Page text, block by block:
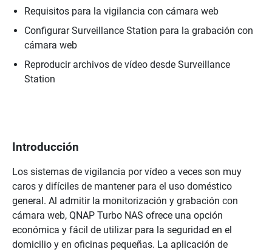
Requisitos para la vigilancia con cámara web
Configurar Surveillance Station para la grabación con
cámara web
Reproducir archivos de vídeo desde Surveillance
Station
Introducción
Los sistemas de vigilancia por vídeo a veces son muy
caros y difíciles de mantener para el uso doméstico
general. Al admitir la monitorización y grabación con
cámara web, QNAP Turbo NAS ofrece una opción
económica y fácil de utilizar para la seguridad en el
domicilio y en oficinas pequeñas. La aplicación de